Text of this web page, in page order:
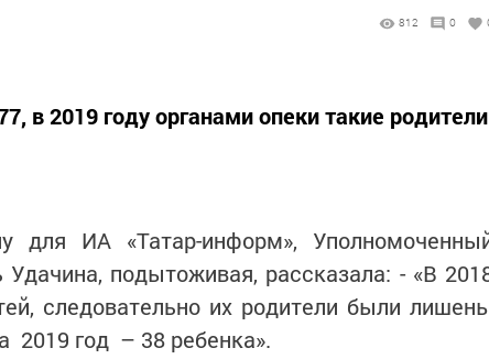
812 0
в 2019 году органами опеки такие родители
для ИА «Татар-информ»,
подытоживая, рассказала: - «В
следовательно их родители были
2019 год – 38 ребенка».